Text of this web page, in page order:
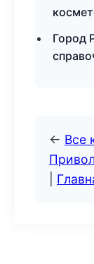
Город
← Все